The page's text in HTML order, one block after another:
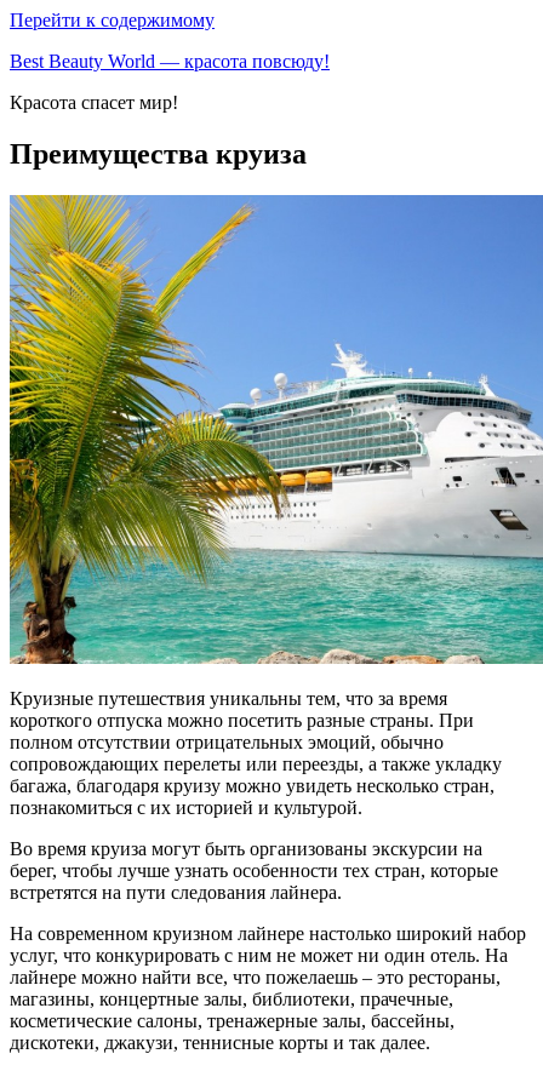
Перейти к содержимому
Best Beauty World — красота повсюду!
Красота спасет мир!
Преимущества круиза
Круизные путешествия уникальны тем, что за время
короткого отпуска можно посетить разные страны. При
полном отсутствии отрицательных эмоций, обычно
сопровождающих перелеты или переезды, а также укладку
багажа, благодаря круизу можно увидеть несколько стран,
познакомиться с их историей и культурой.
Во время круиза могут быть организованы экскурсии на
берег, чтобы лучше узнать особенности тех стран, которые
встретятся на пути следования лайнера.
На современном круизном лайнере настолько широкий набор
услуг, что конкурировать с ним не может ни один отель. На
лайнере можно найти все, что пожелаешь – это рестораны,
магазины, концертные залы, библиотеки, прачечные,
косметические салоны, тренажерные залы, бассейны,
дискотеки, джакузи, теннисные корты и так далее.